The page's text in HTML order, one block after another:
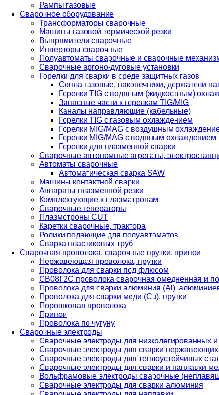
Рампы газовые
Сварочное оборудование
Трансформаторы сварочные
Машины газовой термической резки
Выпрямители сварочные
Инверторы сварочные
Полуавтоматы сварочные и сварочные
Сварочные аргоно-дуговые установки
Горелки для сварки в среде защитных газов
Сопла газовые, наконечники, держатели
Горелки TIG с водяным (жидкостным)
Запасные части к горелкам TIG/MIG
Каналы направляющие (кабельные)
Горелки TIG с газовым охлаждением
Горелки MIG/MAG с воздушным
Горелки MIG/MAG с водяным охлаждением
Горелки для плазменной сварки
Сварочные автономные агрегаты,
Автоматы сварочные
Автоматическая сварка SAW
Машины контактной сварки
Аппараты плазменной резки
Комплектующие к плазматронам
Сварочные генераторы
Плазмотроны CUT
Каретки сварочные, трактора
Ролики подающие для полуавтоматов
Сварка пластиковых труб
Сварочная проволока, сварочные прутки, припои
Нержавеющая проволока, прутки
Проволока для сварки под флюсом
СВ08Г2С проволока сварочная омедненная и
Проволока для сварки алюминия (Al),
Проволока для сварки меди (Cu), прутки
Порошковая проволока
Припои
Проволока по чугуну
Сварочные электроды
Сварочные электроды для низколегированных и
Сварочные электроды для сварки
Сварочные электроды для теплоустойчивых
Сварочные электроды для сварки и наплавки
Вольфрамовые электроды сварочные
Сварочные электроды для сварки алюминия